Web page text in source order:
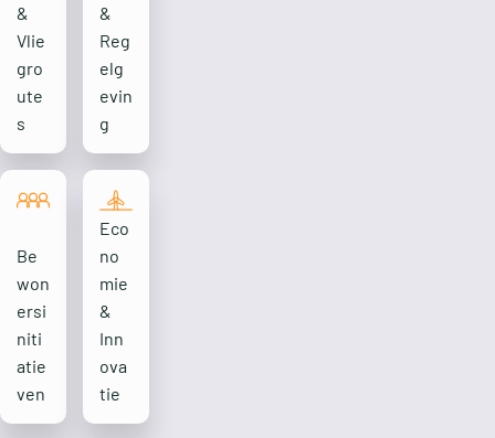
&
Vlie
gro
ute
s
&
Reg
elg
evin
g
Be
won
ersi
niti
atie
ven
Eco
no
mie
&
Inn
ova
tie